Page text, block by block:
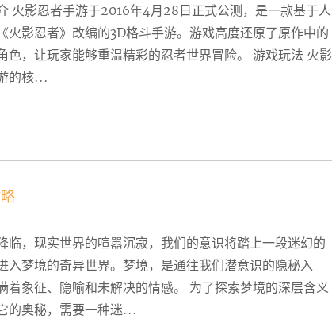
火影忍者手游于2016年4月28日正式公测，是一款基于人
火影忍者》改编的3D格斗手游。游戏高度还原了原作中的
色，让玩家能够重温精彩的忍者世界冒险。 游戏玩法 火影
的核...
临，现实世界的喧嚣沉寂，我们的意识将踏上一段迷幻的
入梦境的奇异世界。梦境，是通往我们潜意识的隐秘入
着象征、隐喻和未解决的情感。 为了探索梦境的深层含义
的奥秘，需要一种迷...